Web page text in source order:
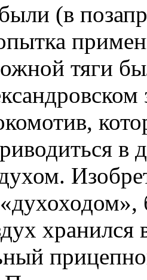
(в
тяги
в
хранился